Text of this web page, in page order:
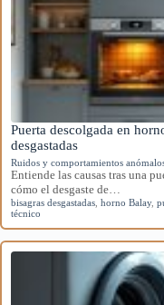
Puerta descolgada en
desgastadas
Ruidos y comportamientos
Entiende las causas tras una
cómo el desgaste de…
bisagras desgastadas horno Balay,
técnico